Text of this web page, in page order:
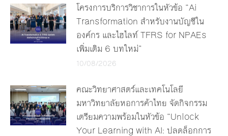
โครงการบริการวิชาการในหัวข้อ “Ai
Transformation สำหรับงานบัญชีใน
องค์กร และไฮไลท์ TFRS for NPAEs
เพิ่มเติม 6 บทใหม่”
10/08/2026
คณะวิทยาศาสตร์และเทคโนโลยี
มหาวิทยาลัยหอการค้าไทย จัดกิจกรรม
เตรียมความพร้อมในหัวข้อ “Unlock
Your Learning with AI: ปลดล็อกการ